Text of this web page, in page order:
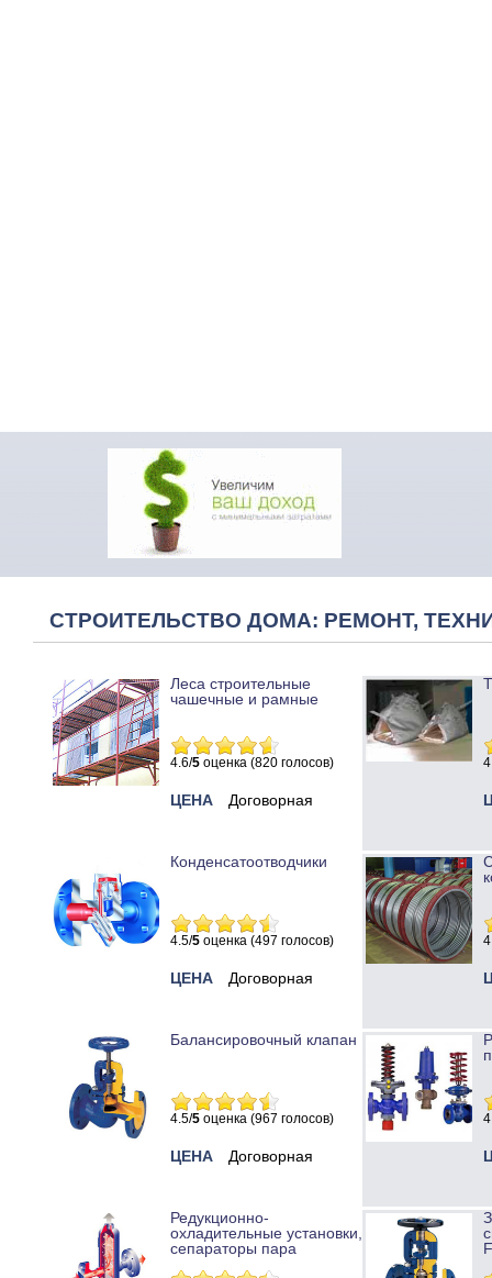
СТРОИТЕЛЬСТВО ДОМА: РЕМОНТ,
Леса строительные
чашечные и рамные
4.6/5 оценка (820 голосов)
ЦЕНА Договорная
Конденсатоотводчики
4.5/5 оценка (497 голосов)
ЦЕНА Договорная
Балансировочный клапан
4.5/5 оценка (967 голосов)
ЦЕНА Договорная
Редукционно-
охладительные установки,
сепараторы пара